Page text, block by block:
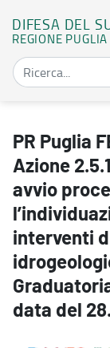
DIFESA DEL
REGIONE PUGLIA
PR Puglia
Azione
avvio
interventi
data del